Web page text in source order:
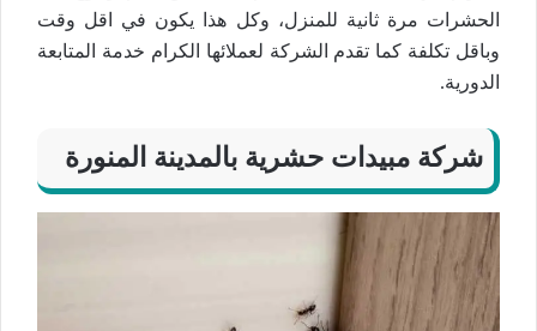
الحشرات مرة ثانية للمنزل، وكل هذا يكون في اقل وقت
وباقل تكلفة كما تقدم الشركة لعملائها الكرام خدمة المتابعة
الدورية.
شركة مبيدات حشرية بالمدينة المنورة